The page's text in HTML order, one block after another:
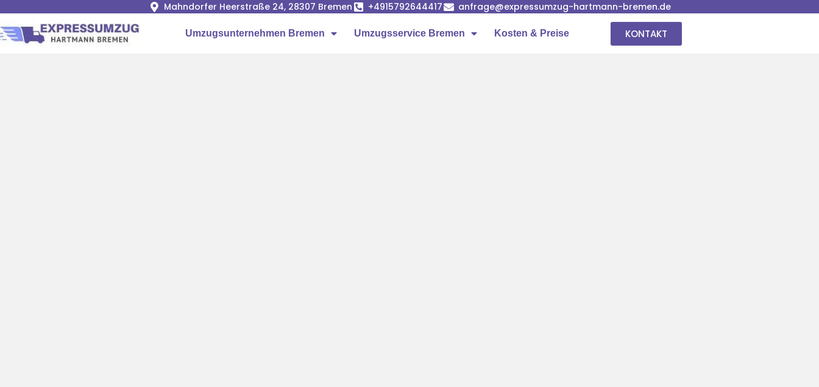
Mahndorfer Heerstraße 24, 28307 Bremen +4915792644417 anfrage@expressumzug-hartmann-bremen.de
Umzugsunternehmen Bremen Umzugsservice Bremen Kosten & Preise KONTAKT